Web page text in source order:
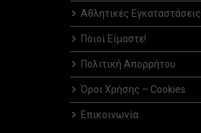
Αθλητικές Εγκαταστάσεις
Ποιοί Είμαστε!
Πολιτική Απορρήτου
Όροι Χρήσης – Cookies
Επικοινωνία